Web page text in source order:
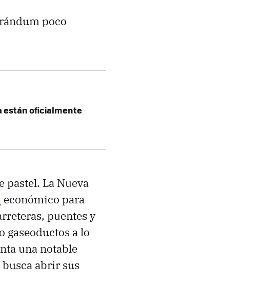
poco
están oficialmente
pastel. La Nueva
económico para
puentes y
gaseoductos a lo
una notable
abrir sus